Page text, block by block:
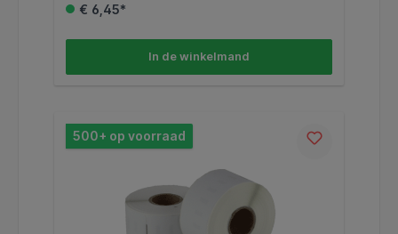
witBelijming: Permanent Technologie: Direct
Dymo LW WirelessDymo LW550Dymo LW550
TurboDymo LW5XLMerknamen en handelsmerken zijn
€ 6,45*
In de winkelmand
500+ op voorraad